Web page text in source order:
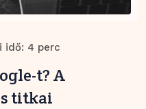
idő: 4 perc
t? A
titkai